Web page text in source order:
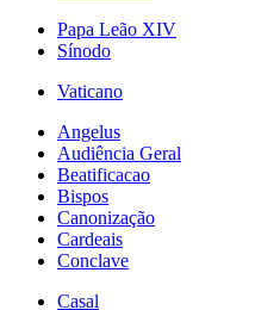
Papa Leão XIV
Sínodo
Vaticano
Angelus
Audiência Geral
Beatificacao
Bispos
Canonização
Cardeais
Conclave
Casal